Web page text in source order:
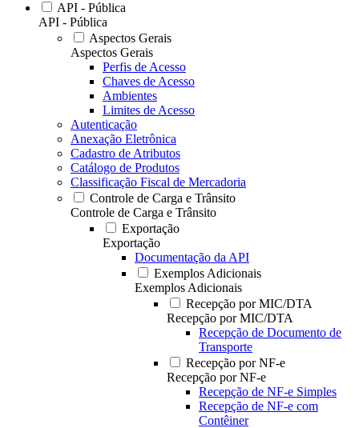
API - Pública
API - Pública
Aspectos Gerais
Aspectos Gerais
Perfis de Acesso
Chaves de Acesso
Ambientes
Limites de Acesso
Autenticação
Anexação Eletrônica
Cadastro de Atributos
Catálogo de Produtos
Classificação Fiscal de Mercadoria
Controle de Carga e Trânsito
Controle de Carga e Trânsito
Exportação
Exportação
Documentação da API
Exemplos Adicionais
Exemplos Adicionais
Recepção por MIC/DTA
Recepção por MIC/DTA
Recepção de Documento de
Transporte
Recepção por NF-e
Recepção por NF-e
Recepção de NF-e Simples
Recepção de NF-e com
Contêiner